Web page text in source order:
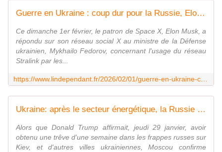
Guerre en Ukraine : coup dur pour la Russie, Elon Musk a pris des "mesures" pour empêcher Moscou d'utiliser sans autorisation sa technologie Starlink sur les drones
Ce dimanche 1er février, le patron de Space X, Elon Musk, a
répondu sur son réseau social X au ministre de la Défense
ukrainien, Mykhailo Fedorov, concernant l'usage du réseau
Stralink par les...
Ukraine: après le secteur énergétique, la Russie s'attaque aux infrastructures ferroviaires
Alors que Donald Trump affirmait, jeudi 29 janvier, avoir
obtenu une trêve d'une semaine dans les frappes russes sur
Kiev, et d'autres villes ukrainiennes, Moscou confirme